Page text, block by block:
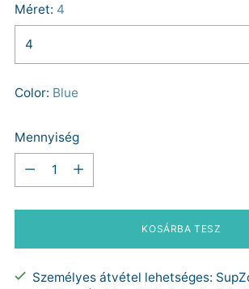
Méret: 4
Color: Blue
Mennyiség
Mennyiség
KOSÁRBA TESZ
Személyes átvétel lehetséges: